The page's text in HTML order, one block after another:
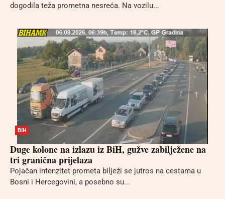
dogodila teža prometna nesreća. Na vozilu...
BIH
Duge kolone na izlazu iz BiH, gužve zabilježene na
tri granična prijelaza
Pojačan intenzitet prometa bilježi se jutros na cestama u
Bosni i Hercegovini, a posebno su...